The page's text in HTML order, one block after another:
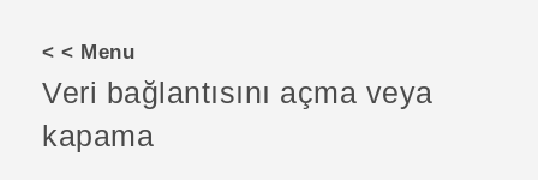
VIVERSE
DESTEK
< < Menu
Veri bağlantısını açma veya
kapama